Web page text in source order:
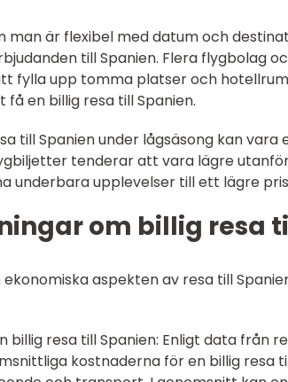
man är flexibel med datum och
till Spanien. Flera flygbolag
fylla upp tomma platser och hotellrum
en billig resa till Spanien.
till Spanien under lågsäsong kan
tenderar att vara lägre
underbara upplevelser till ett lägre
om billig resa
aspekten av resa till
billig resa till Spanien: Enligt data från
kostnaderna för en billig resa